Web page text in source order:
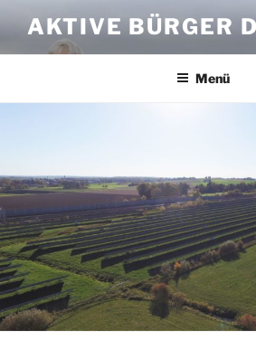
Inhalt
springen
AKTIVE BÜRGER
Menü